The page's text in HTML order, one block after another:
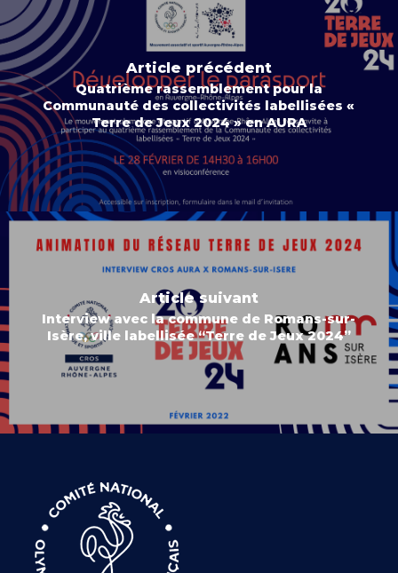
Article précédent
Quatrième rassemblement pour la
Communauté des collectivités labellisées «
Terre de Jeux 2024 » en AURA
Article suivant
Interview avec la commune de Romans-sur-
Isère, ville labellisée “Terre de Jeux 2024”